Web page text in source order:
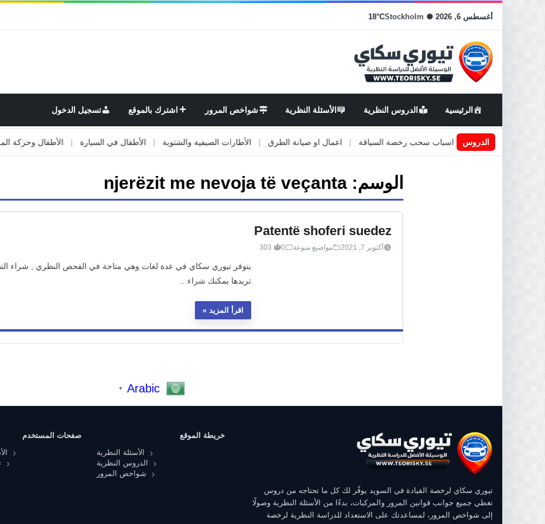
أغسطس 6, 2026 Stockholm
18°C
الرئيسية الدروس النظرية الأسئلة النظرية شواخص المرور اشترك بالموقع تسجيل الدخول
الدروسفي السويد | اسباب سحب رخصة السياقة | اعمال او صيانة الطرق | الأطارات الصيفية والشتوية | الأطفال في السيارة | الأطفال وحركة المرور
الوسم: njerëzit me nevoja të veçanta
Patentë shoferi suedez
أكتوبر 7, 2021 مواضيع منوعة 0
303
يتوفر تيوري سكاي في عدة لغات وهي متاحة في الفحص النظري , شراء
تريدها يمكنك شراء…
اقرأ المزيد
Arabic
▼
تيوري سكاي لرخصة القيادة في السويد يوفّر لك كل ما تحتاجه من دروس
تغطي جميع جوانب قوانين المرور والمركبات، بدءًا من الأسئلة النظرية وصولًا
إلى شواخص المرور، لمساعدتك على الاستعداد للدراسة النظرية لرخصة
خريطة الموقع
الأسئلة النظرية
الدروس النظرية
شواخص المرور
صفحات المستخدم